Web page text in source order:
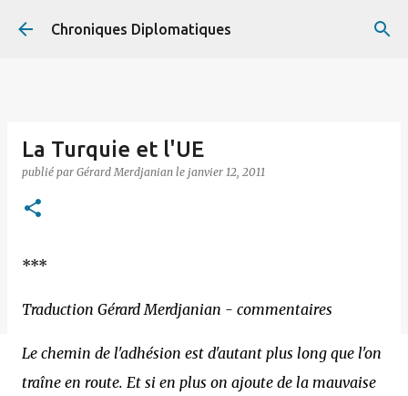
Accéder au contenu principal
Chroniques Diplomatiques
La Turquie et l'UE
publié par Gérard Merdjanian le janvier 12, 2011
***
Traduction Gérard Merdjanian - commentaires
Le chemin de l'adhésion est d'autant plus long que l'on
traîne en route. Et si en plus on ajoute de la mauvaise